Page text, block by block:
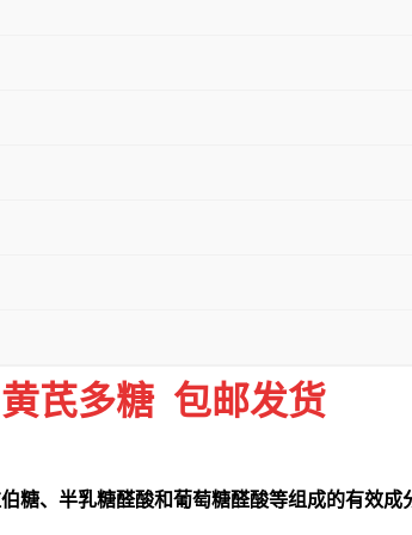
芪多糖 包邮发货
糖、半乳糖醛酸和葡萄糖醛酸等组成的有效成